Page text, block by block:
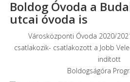
Boldog Óvoda a
utcai óvoda is
Városközponti Óvoda 2020/
csatlakozik- csatlakozott a Jobb
indított
Boldogságóra